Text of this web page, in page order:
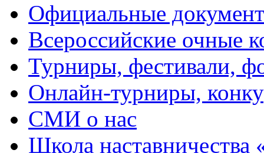
Официальные
Всероссийские очные
Турниры, фестивали,
Онлайн-турниры,
СМИ о нас
Школа